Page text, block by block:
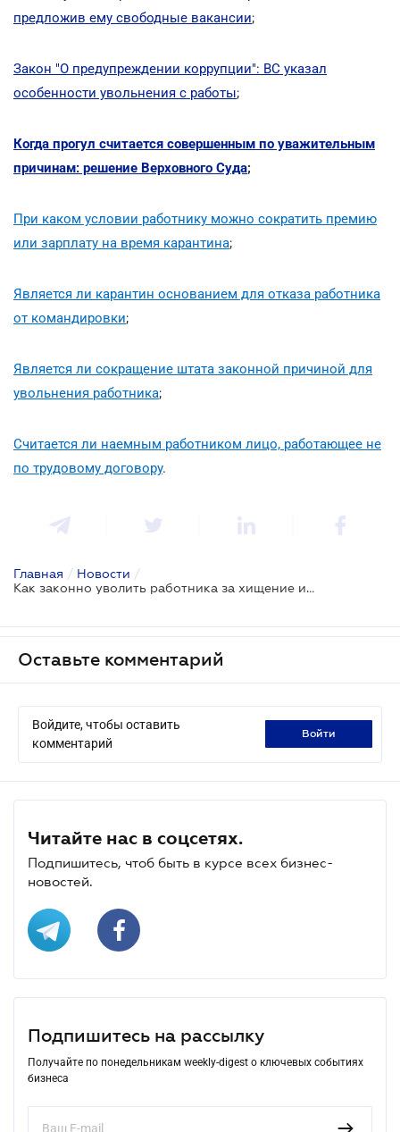
предложив ему свободные вакансии;
Закон "О предупреждении коррупции": ВС указал
особенности увольнения с работы;
Когда прогул считается совершенным по уважительным
причинам: решение Верховного Суда;
При каком условии работнику можно сократить премию
или зарплату на время карантина;
Является ли карантин основанием для отказа работника
от командировки;
Является ли сокращение штата законной причиной для
увольнения работника;
Считается ли наемным работником лицо, работающее не
по трудовому договору.
Главная / Новости /
Как законно уволить работника за хищение имущества предприятия
Оставьте комментарий
Войдите, чтобы оставить
комментарий
войти
Читайте нас в соцсетях.
Подпишитесь, чтоб быть в курсе всех бизнес-
новостей.
Подпишитесь на рассылку
Получайте по понедельникам weekly-digest о ключевых событиях
бизнеса